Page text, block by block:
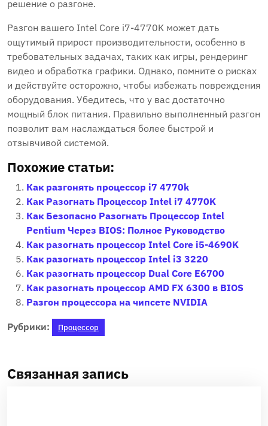
решение о разгоне.
Разгон вашего Intel Core i7-4770K может дать
ощутимый прирост производительности, особенно в
требовательных задачах, таких как игры, рендеринг
видео и обработка графики. Однако, помните о рисках
и действуйте осторожно, чтобы избежать повреждения
оборудования. Убедитесь, что у вас достаточно
мощный блок питания. Правильно выполненный разгон
позволит вам наслаждаться более быстрой и
отзывчивой системой.
Похожие статьи:
Как разгонять процессор i7 4770k
Как Разогнать Процессор Intel i7 4770K
Как Безопасно Разогнать Процессор Intel
Pentium Через BIOS: Полное Руководство
Как разогнать процессор Intel Core i5-4690K
Как разогнать процессор Intel i3 3220
Как разогнать процессор Dual Core E6700
Как разогнать процессор AMD FX 6300 в BIOS
Разгон процессора на чипсете NVIDIA
Рубрики: Процессор
Связанная запись